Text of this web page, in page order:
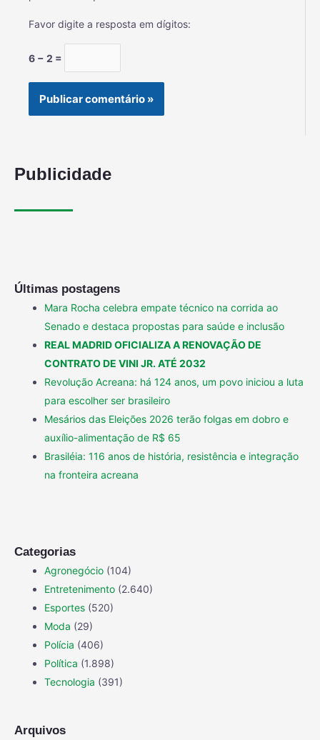
Favor digite a resposta em dígitos:
6 − 2 =
Publicidade
Últimas postagens
Mara Rocha celebra empate técnico na corrida ao
Senado e destaca propostas para saúde e inclusão
REAL MADRID OFICIALIZA A RENOVAÇÃO DE
CONTRATO DE VINI JR. ATÉ 2032
Revolução Acreana: há 124 anos, um povo iniciou a luta
para escolher ser brasileiro
Mesários das Eleições 2026 terão folgas em dobro e
auxílio-alimentação de R$ 65
Brasiléia: 116 anos de história, resistência e integração
na fronteira acreana
Categorias
Agronegócio (104)
Entretenimento (2.640)
Esportes (520)
Moda (29)
Polícia (406)
Política (1.898)
Tecnologia (391)
Arquivos